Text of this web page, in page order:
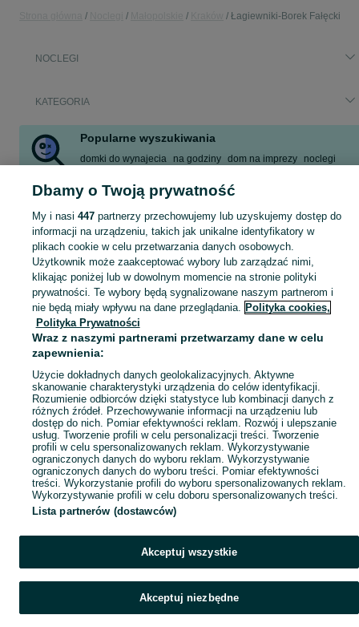
Łagiewniki-Borek Fałęcki
NOCLEGI
KATEGORIA
Popularne wyszukiwania
domki do wynajecia na godziny dom na imprezy
noclegi
dom z basenem
Zobacz Więcej
Zasłużony urlop spędzaj na przyjemnościach! Znajdź idealne miejsce na wypoczynek w kategorii Noclegi na OLX - Kraków i okolice! Zobacz
Mapa kategorii
Mapa miejscowości
Mapa ministron
Popularne wyszukiwania
Dbamy o Twoją prywatność
My i nasi 447partnerzy przechowujemy lub uzyskujemy dostęp do
informacji na urządzeniu, takich jak unikalne identyfikatory w
plikach cookie w celu przetwarzania danych osobowych.
Użytkownik może zaakceptować wybory lub zarządzać nimi,
klikając poniżej lub w dowolnym momencie na stronie polityki
prywatności. Te wybory będą sygnalizowane naszym partnerom i
nie będą miały wpływu na dane przeglądania. Polityka cookies,
Polityka Prywatności
Wraz z naszymi partnerami przetwarzamy dane w celu
zapewnienia:
Użycie dokładnych danych geolokalizacyjnych. Aktywne
skanowanie charakterystyki urządzenia do celów identyfikacji.
Rozumienie odbiorców dzięki statystyce lub kombinacji danych z
różnych źródeł. Przechowywanie informacji na urządzeniu lub
dostęp do nich. Pomiar efektywności reklam. Rozwój i ulepszanie
usług. Tworzenie profili w celu personalizacji treści. Tworzenie
profili w celu spersonalizowanych reklam. Wykorzystywanie
ograniczonych danych do wyboru reklam. Wykorzystywanie
ograniczonych danych do wyboru treści. Pomiar efektywności
treści. Wykorzystanie profili do wyboru spersonalizowanych reklam.
Wykorzystywanie profili w celu doboru spersonalizowanych treści.
Lista partnerów (dostawców)
Akceptuj wszystkie
Akceptuj niezbędne